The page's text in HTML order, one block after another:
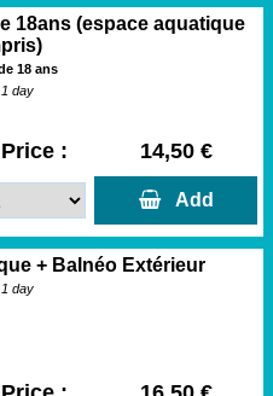
18ans (espace aquatique
18 ans
1 day
Price : 14,50 €
Add
+ Balnéo Extérieur
1 day